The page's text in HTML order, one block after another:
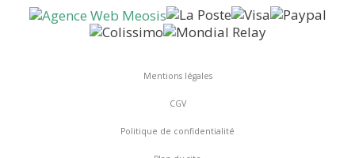
Mentions légales
CGV
Politique de confidentialité